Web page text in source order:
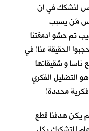
لنشكك في ان
مَن يسبب
تم حشو ادمغتنا
الحقيقة عنا! في
ناسا و شقيقاتها
التضليل الفكري
محددة!
يكن هدفنا قطع